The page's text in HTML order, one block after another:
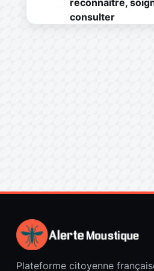
consulter
Plateforme citoyenne